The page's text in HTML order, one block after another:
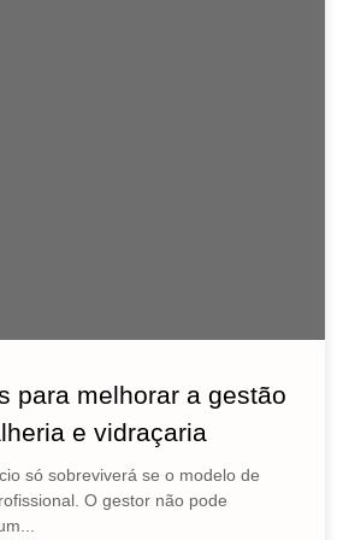
para melhorar a gestão
e vidraçaria
só sobreviverá se o modelo de
O gestor não pode